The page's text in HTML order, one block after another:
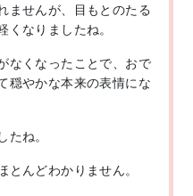
ませんが、目もとのたる
なりましたね。
なくなったことで、おで
穏やかな本来の表情にな
ね。
んどわかりません。